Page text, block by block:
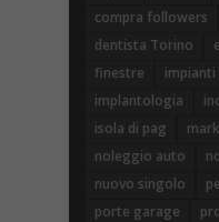
compra followers
dentista Torino
finestre
implantologia
isola di pag
noleggio auto
nuovo singolo
porte garage